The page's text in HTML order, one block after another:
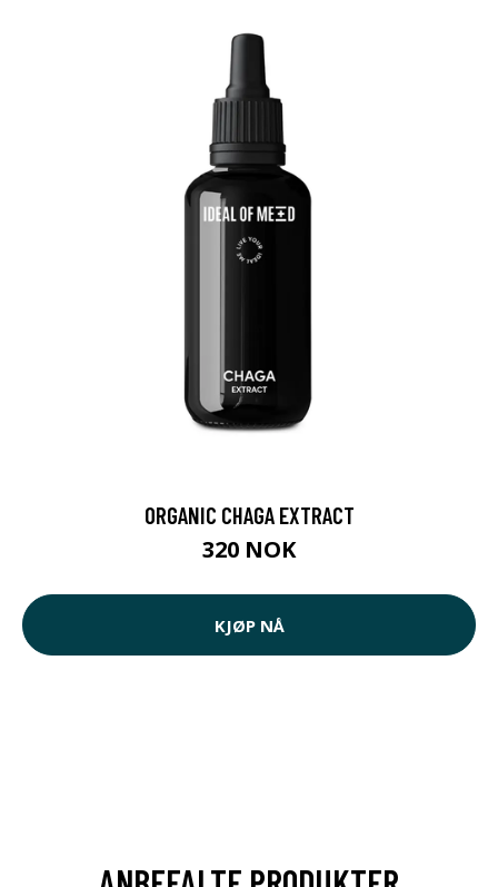
ORGANIC CHAGA EXTRACT
320 NOK
KJØP NÅ